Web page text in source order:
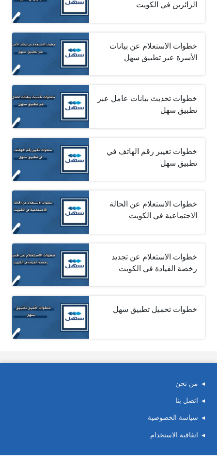
الزائرين في الكويت
خطوات الاستعلام عن بيانات
الأسرة عبر تطبيق سهل
خطوات تحديث بيانات عامل عبر
تطبيق سهل
خطوات تغيير رقم الهاتف في
تطبيق سهل
خطوات الاستعلام عن الحالة
الاجتماعية في الكويت
خطوات الاستعلام عن تجديد
رخصة القيادة في الكويت
خطوات تحميل تطبيق سهل
من نحن
اتصل بنا
سياسة الخصوصية
اتفاقية الاستخدام